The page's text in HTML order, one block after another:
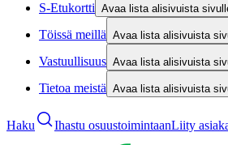
S-Etukortti Avaa lista alisivuista
Töissä meillä Avaa lista alisivuista
Vastuullisuus Avaa lista alisivuista
Tietoa meistä Avaa lista alisivuista
Haku Ihastu osuustoimintaanLiity